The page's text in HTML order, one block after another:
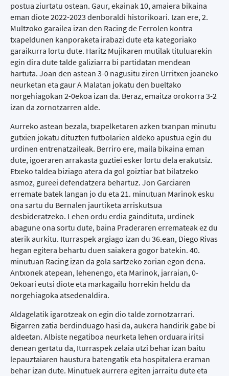
postua ziurtatu ostean. Gaur, ekainak 10, amaiera bikaina
eman diote 2022-2023 denboraldi historikoari. Izan ere, 2.
Multzoko garailea izan den Racing de Ferrolen kontra
txapeldunen kanporaketa irabazi dute eta kategoriako
garaikurra lortu dute. Haritz Mujikaren mutilak tituluarekin
egin dira dute talde galiziarra bi partidatan mendean
hartuta. Joan den astean 3-0 nagusitu ziren Urritxen joaneko
neurketan eta gaur A Malatan jokatu den bueltako
norgehiagokan 2-0ekoa izan da. Beraz, emaitza orokorra 3-2
izan da zornotzarren alde.
Aurreko astean bezala, txapelketaren azken txanpan minutu
gutxien jokatu dituzten futbolarien aldeko apustua egin du
urdinen entrenatzaileak. Berriro ere, maila bikaina eman
dute, igoeraren arrakasta guztiei esker lortu dela erakutsiz.
Etxeko taldea biziago atera da gol goiztiar bat bilatzeko
asmoz, gureei defendatzera behartuz. Jon Garciaren
erremate batek langan jo du eta 21. minutuan Marinok esku
ona sartu du Bernalen jaurtiketa arriskutsua
desbideratzeko. Lehen ordu erdia gaindituta, urdinek
abagune ona sortu dute, baina Praderaren erremateak ez du
aterik aurkitu. Iturraspek argiago izan du 36.ean, Diego Rivas
hegan egitera behartu duen saiakera gogor batekin. 40.
minutuan Racing izan da gola sartzeko zorian egon dena.
Antxonek atepean, lehenengo, eta Marinok, jarraian, 0-
0ekoari eutsi diote eta markagailu horrekin heldu da
norgehiagoka atsedenaldira.
Aldagelatik igarotzeak on egin dio talde zornotzarrari.
Bigarren zatia berdinduago hasi da, aukera handirik gabe bi
aldeetan. Albiste negatiboa neurketa lehen orduara iritsi
denean gertatu da, Iturraspek zelaia utzi behar izan baitu
lepauztaiaren haustura batengatik eta hospitalera eraman
behar izan dute. Minutuek aurrera egiten jarraitu dute eta